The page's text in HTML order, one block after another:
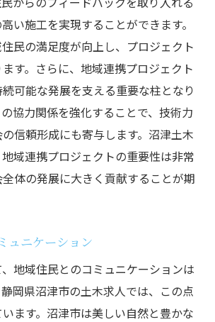
い施工を実現することができます。
民の満足度が向上し、プロジェクト
す。さらに、地域連携プロジェクト
可能な発展を支える重要な柱となり
協力関係を強化することで、技術力
信頼形成にも寄与します。沼津土木
域連携プロジェクトの重要性は非常
体の発展に大きく貢献することが期
ュニケーション
地域住民とのコミュニケーションは
岡県沼津市の土木求人では、この点
ます。沼津市は美しい自然と豊かな